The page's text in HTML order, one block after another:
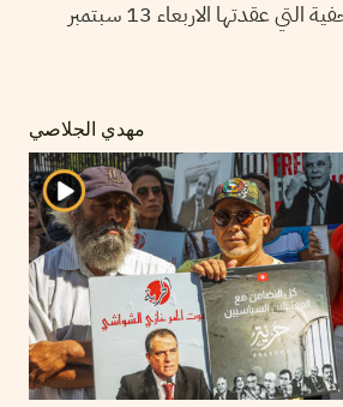
العدل في الندوة الصحفية التي عقدتها الاربعاء 13 سبتمبر
مهدي الجلاصي